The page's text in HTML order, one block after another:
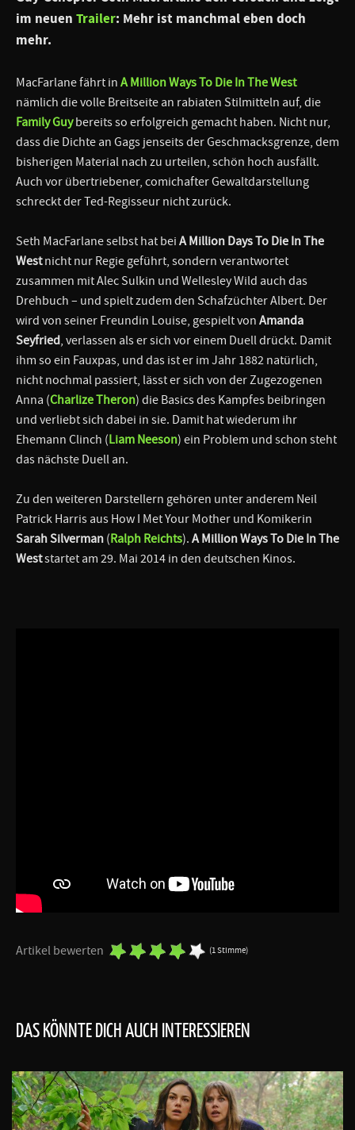
im neuen Trailer: Mehr ist manchmal eben doch
mehr.
MacFarlane fährt in A Million Ways To Die In The West
nämlich die volle Breitseite an rabiaten Stilmitteln auf, die
Family Guybereits so erfolgreich gemacht haben. Nicht nur,
dass die Dichte an Gags jenseits der Geschmacksgrenze, dem
bisherigen Material nach zu urteilen, schön hoch ausfällt.
Auch vor übertriebener, comichafter Gewaltdarstellung
schreckt der Ted-Regisseur nicht zurück.
Seth MacFarlane selbst hat bei A Million Days To Die In The
Westnicht nur Regie geführt, sondern verantwortet
zusammen mit Alec Sulkin und Wellesley Wild auch das
Drehbuch – und spielt zudem den Schafzüchter Albert. Der
wird von seiner Freundin Louise, gespielt von Amanda
Seyfried, verlassen als er sich vor einem Duell drückt. Damit
ihm so ein Fauxpas, und das ist er im Jahr 1882 natürlich,
nicht nochmal passiert, lässt er sich von der Zugezogenen
Anna (Charlize Theron) die Basics des Kampfes beibringen
und verliebt sich dabei in sie. Damit hat wiederum ihr
Ehemann Clinch (Liam Neeson) ein Problem und schon steht
das nächste Duell an.
Zu den weiteren Darstellern gehören unter anderem Neil
Patrick Harris aus How I Met Your Mother und Komikerin
Sarah Silverman (Ralph Reichts). A Million Ways To Die In The
Weststartet am 29. Mai 2014 in den deutschen Kinos.
Artikel bewerten (1 Stimme)
DAS KÖNNTE DICH AUCH INTERESSIEREN